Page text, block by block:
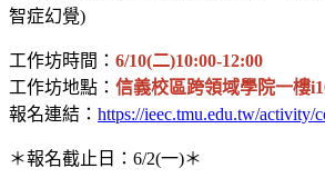
智症幻覺)
工作坊時間： 6/10(二)10:00-12:00
工作坊地點： 信義校區跨領域學院一樓
報名連結： https://ieec.tmu.edu.tw/activity/
＊報名截止日：6/2(一)＊